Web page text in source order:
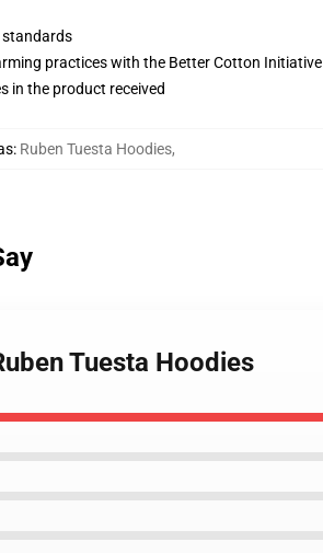
standards
practices with the Better Cotton Initiative
in the product received
: Ruben Tuesta Hoodies,
Tuesta Hoodies